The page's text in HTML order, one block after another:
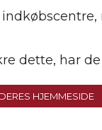
dette, har
HJEMMESIDE